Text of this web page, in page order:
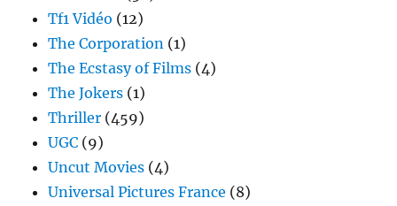
Tf1 Vidéo (12)
The Corporation (1)
The Ecstasy of Films (4)
The Jokers (1)
Thriller (459)
UGC (9)
Uncut Movies (4)
Universal Pictures France (8)